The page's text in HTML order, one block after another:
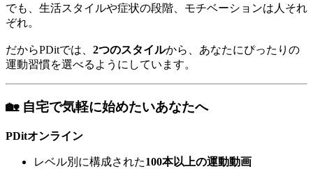
でも、生活スタイルや症状の段階、モチベーションは人それ
ぞれ。
だからPDitでは、 2つのスタイルから、あなたにぴったりの
運動習慣を選べるようにしています。
🏡 自宅で気軽に始めたいあなたへ
PDitオンライン
レベル別に構成された100本以上の運動動画